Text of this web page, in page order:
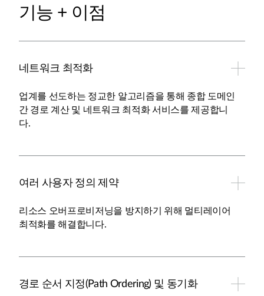
기능 + 이점
네트워크 최적화
업계를 선도하는 정교한 알고리즘을 통해 종합 도메인
간 경로 계산 및 네트워크 최적화 서비스를 제공합니
다.
여러 사용자 정의 제약
리소스 오버프로비저닝을 방지하기 위해 멀티레이어
최적화를 해결합니다.
경로 순서 지정(Path Ordering) 및 동기화